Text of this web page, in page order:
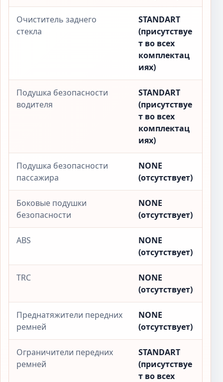
Очиститель заднего
стекла
STANDART
(присутствуе
т во всех
комплектац
иях)
Подушка безопасности
водителя
STANDART
(присутствуе
т во всех
комплектац
иях)
Подушка безопасности
пассажира
NONE
(отсутствует)
Боковые подушки
безопасности
NONE
(отсутствует)
ABS
NONE
(отсутствует)
TRC
NONE
(отсутствует)
Преднатяжители передних
ремней
NONE
(отсутствует)
Ограничители передних
ремней
STANDART
(присутствуе
т во всех